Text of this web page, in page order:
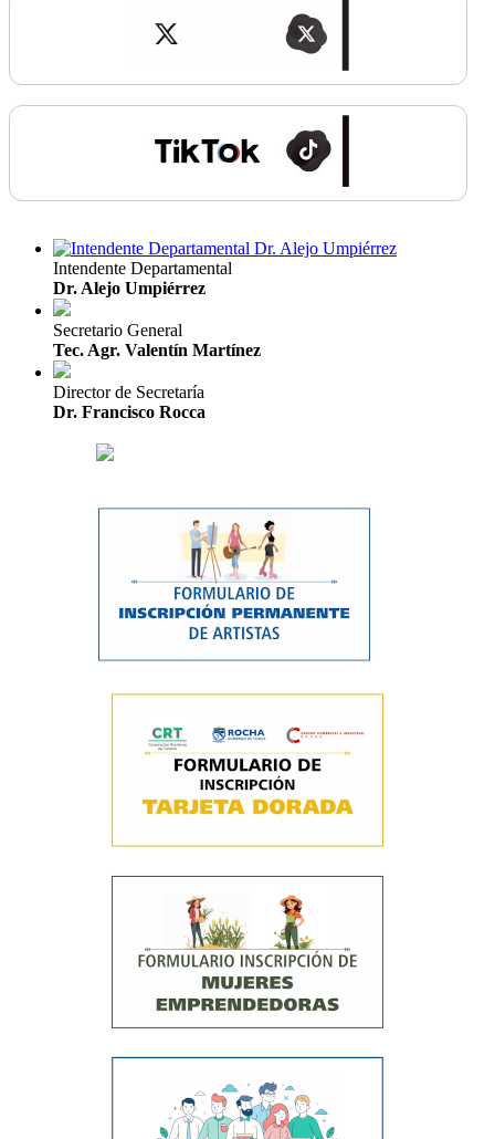
Intendente Departamental
Dr. Alejo Umpiérrez
Secretario General
Tec. Agr. Valentín Martínez
Director de Secretaría
Dr. Francisco Rocca